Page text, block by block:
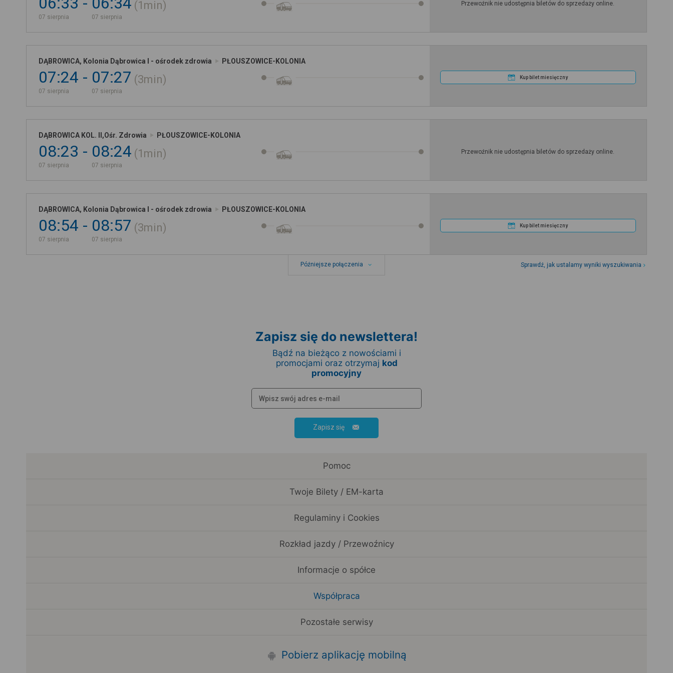
07 sierpnia 07 sierpnia
1min Przewoźnik nie udostępnia biletów do sprzedaży online.
DĄBROWICA, Kolonia Dąbrowica I - ośrodek zdrowia PŁOUSZOWICE-KOLONIA
07:24
07 sierpnia
07:27
07 sierpnia
3min Kup bilet miesięczny
DĄBROWICA KOL. II,Ośr. Zdrowia PŁOUSZOWICE-KOLONIA
08:23
07 sierpnia
08:24
07 sierpnia
1min Przewoźnik nie udostępnia biletów do sprzedaży online.
DĄBROWICA, Kolonia Dąbrowica I - ośrodek zdrowia PŁOUSZOWICE-KOLONIA
08:54
07 sierpnia
08:57
07 sierpnia
3min Kup bilet miesięczny
Późniejsze połączenia Sprawdź, jak ustalamy wyniki wyszukiwania
Zapisz się do newslettera!
Bądź na bieżąco z nowościami i
promocjami oraz otrzymaj kod
promocyjny
Zapisz się
Pomoc
Twoje Bilety / EM-karta
Regulaminy i Cookies
Rozkład jazdy / Przewoźnicy
Informacje o spółce
Współpraca
Pozostałe serwisy
Pobierz aplikację mobilną